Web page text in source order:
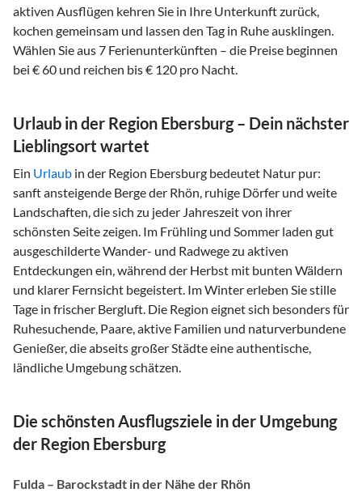
aktiven Ausflügen kehren Sie in Ihre Unterkunft zurück,
kochen gemeinsam und lassen den Tag in Ruhe ausklingen.
Wählen Sie aus 7 Ferienunterkünften – die Preise beginnen
bei € 60 und reichen bis € 120 pro Nacht.
Urlaub in der Region Ebersburg – Dein nächster
Lieblingsort wartet
Ein Urlaub in der Region Ebersburg bedeutet Natur pur:
sanft ansteigende Berge der Rhön, ruhige Dörfer und weite
Landschaften, die sich zu jeder Jahreszeit von ihrer
schönsten Seite zeigen. Im Frühling und Sommer laden gut
ausgeschilderte Wander- und Radwege zu aktiven
Entdeckungen ein, während der Herbst mit bunten Wäldern
und klarer Fernsicht begeistert. Im Winter erleben Sie stille
Tage in frischer Bergluft. Die Region eignet sich besonders für
Ruhesuchende, Paare, aktive Familien und naturverbundene
Genießer, die abseits großer Städte eine authentische,
ländliche Umgebung schätzen.
Die schönsten Ausflugsziele in der Umgebung
der Region Ebersburg
Fulda – Barockstadt in der Nähe der Rhön